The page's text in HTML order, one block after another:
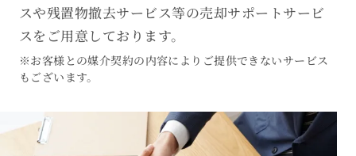
スや残置物撤去サービス等の売却サポートサービ
スをご用意しております。
※お客様との媒介契約の内容によりご提供できないサービス
もございます。